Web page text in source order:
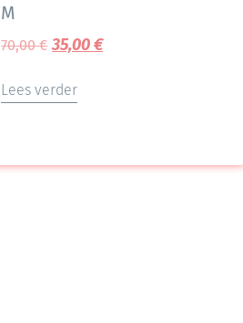
M
70,00€ 35,00€
Lees verder